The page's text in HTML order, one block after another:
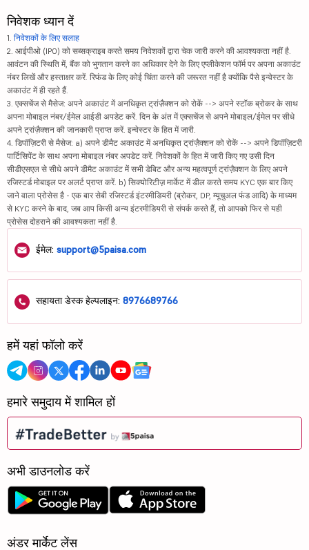
निवेशक ध्यान दें
1. निवेशकों के लिए सलाह
2. आईपीओ (IPO) को सब्सक्राइब करते समय निवेशकों द्वारा चेक जारी करने की आवश्यकता नहीं है.
आवंटन की स्थिति में, बैंक को भुगतान करने का अधिकार देने के लिए एप्लीकेशन फॉर्म पर अपना अकाउंट
नंबर लिखें और हस्ताक्षर करें. रिफंड के लिए कोई चिंता करने की जरूरत नहीं है क्योंकि पैसे इन्वेस्टर के
अकाउंट में ही रहते हैं.
3. एक्सचेंज से मैसेज: अपने अकाउंट में अनधिकृत ट्रांज़ैक्शन को रोकें --> अपने स्टॉक ब्रोकर के साथ
अपना मोबाइल नंबर/ईमेल आईडी अपडेट करें. दिन के अंत में एक्सचेंज से अपने मोबाइल/ईमेल पर सीधे
अपने ट्रांज़ैक्शन की जानकारी प्राप्त करें. इन्वेस्टर के हित में जारी.
4. डिपॉज़िटरी से मैसेज: a) अपने डीमैट अकाउंट में अनधिकृत ट्रांज़ैक्शन को रोकें --> अपने डिपॉज़िटरी
पार्टिसिपेंट के साथ अपना मोबाइल नंबर अपडेट करें. निवेशकों के हित में जारी किए गए उसी दिन
सीडीएसएल से सीधे अपने डीमैट अकाउंट में सभी डेबिट और अन्य महत्वपूर्ण ट्रांज़ैक्शन के लिए अपने
रजिस्टर्ड मोबाइल पर अलर्ट प्राप्त करें. b) सिक्योरिटीज़ मार्केट में डील करते समय KYC एक बार किए
जाने वाला प्रोसेस है - एक बार सेबी रजिस्टर्ड इंटरमीडियरी (ब्रोकर, DP, म्यूचुअल फंड आदि) के माध्यम
से KYC करने के बाद, जब आप किसी अन्य इंटरमीडियरी से संपर्क करते हैं, तो आपको फिर से यही
प्रोसेस दोहराने की आवश्यकता नहीं है.
ईमेल: support@5paisa.com
सहायता डेस्क हेल्पलाइन: 8976689766
हमें यहां फॉलो करें
हमारे समुदाय में शामिल हों
अभी डाउनलोड करें
अंडर मार्केट लेंस